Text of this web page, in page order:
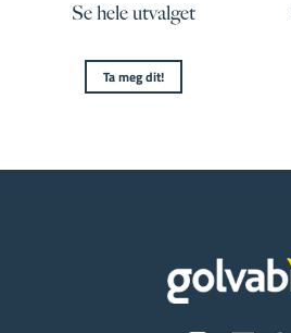
Se hele utvalget
Ta meg dit!